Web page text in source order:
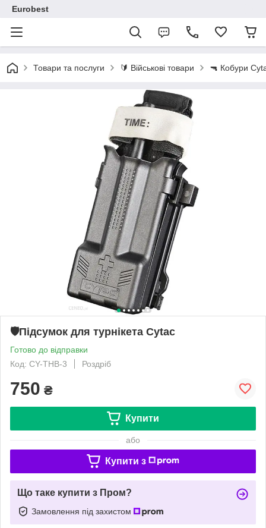
Eurobest
Товари та послуги 🔰 Військові товари 🔫 Кобури
🛡️Підсумок для турнікета Cytac
Готово до відправки
Код: CY-THB-3
Роздріб
750 ₴
Купити
або
Купити з
Що таке купити з Пром?
Замовлення під захистом